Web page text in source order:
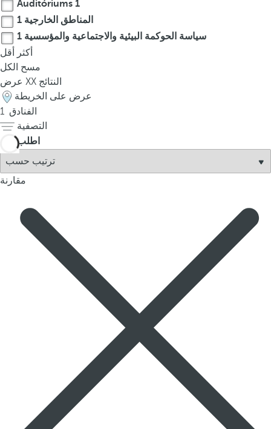
t
h
e
f
s
t
o
o
Auditóriums 1
المناطق الخارجية 1
سياسة الحوكمة البيئية والاجتماعية والمؤسسية 1
أكثر
أقل
مسح الكل
XX النتائج
عرض على الخريطة
1 الفنادق
التصفية
اطلب
مقارنة